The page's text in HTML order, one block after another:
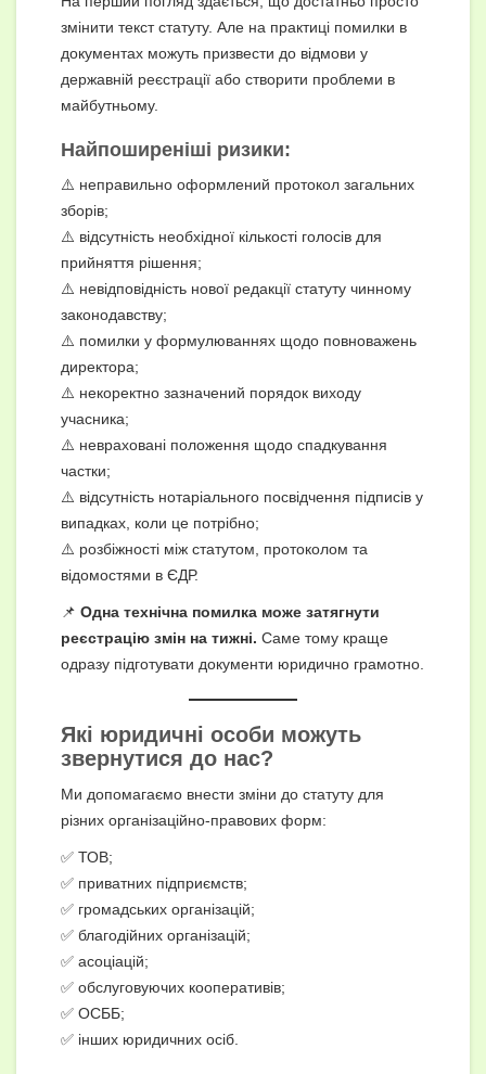
змінити текст статуту. Але на практиці помилки в
документах можуть призвести до відмови у
державній реєстрації або створити проблеми в
майбутньому.
Найпоширеніші ризики:
⚠️ неправильно оформлений протокол загальних
зборів;
⚠️ відсутність необхідної кількості голосів для
прийняття рішення;
⚠️ невідповідність нової редакції статуту чинному
законодавству;
⚠️ помилки у формулюваннях щодо повноважень
директора;
⚠️ некоректно зазначений порядок виходу
учасника;
⚠️ невраховані положення щодо спадкування
частки;
⚠️ відсутність нотаріального посвідчення підписів у
випадках, коли це потрібно;
⚠️ розбіжності між статутом, протоколом та
відомостями в ЄДР.
📌 Одна технічна помилка може затягнути
реєстрацію змін на тижні. Саме тому краще
одразу підготувати документи юридично грамотно.
Які юридичні особи можуть
звернутися до нас?
Ми допомагаємо внести зміни до статуту для
різних організаційно-правових форм:
✅ ТОВ;
✅ приватних підприємств;
✅ громадських організацій;
✅ благодійних організацій;
✅ асоціацій;
✅ обслуговуючих кооперативів;
✅ ОСББ;
✅ інших юридичних осіб.